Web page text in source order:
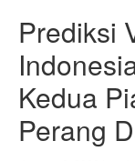
Prediksi
Kedua
Perang